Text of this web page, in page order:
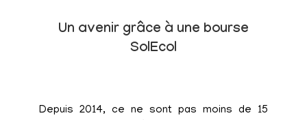
Un avenir grâce à une bourse
SolEcol
Depuis 2014, ce ne sont pas moins de 15